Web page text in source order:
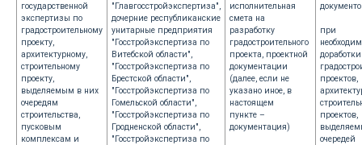
государственной
экспертизы по
градостроительному
проекту,
архитектурному,
строительному
проекту,
выделяемым в них
очередям
строительства,
пусковым
комплексам и
"Главгосстройэкспертиза",
дочерние республиканские
унитарные предприятия
"Госстройэкспертиза по
Витебской области",
"Госстройэкспертиза по
Брестской области",
"Госстройэкспертиза по
Гомельской области",
"Госстройэкспертиза по
Гродненской области",
"Госстройэкспертиза по
исполнительная
смета на
разработку
градостроительного
проекта, проектной
документации
(далее, если не
указано иное, в
настоящем
пункте –
документация)
при
доработки
проектов,
проектов,
очередей